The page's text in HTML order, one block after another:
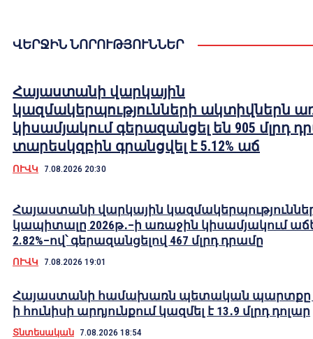
ՎԵՐՋԻՆ ՆՈՐՈՒԹՅՈՒՆՆԵՐ
Հայաստանի վարկային
կազմակերպությունների ակտիվներն
կիսամյակում գերազանցել են 905 մլրդ
տարեսկզբին գրանցվել է 5.12% աճ
ՈՒՎԿ 7.08.2026 20:30
Հայաստանի վարկային
կապիտալը 2026թ․–ի առաջին կիսամյակում
2.82%–ով՝ գերազանցելով 467 մլրդ դրամը
ՈՒՎԿ 7.08.2026 19:01
Հայաստանի համախառն պետական պարտքը
ի հունիսի արդյունքում կազմել է 13․9 մլրդ դոլար
Տնտեսական 7.08.2026 18:54